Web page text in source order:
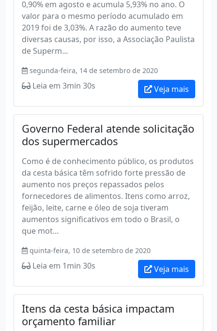
0,90% em agosto e acumula 5,93% no ano. O
valor para o mesmo período acumulado em
2019 foi de 3,03%. A razão do aumento teve
diversas causas, por isso, a Associação Paulista
de Superm...
segunda-feira, 14 de setembro de 2020
Leia em 3min 30s Veja mais
Governo Federal atende solicitação
dos supermercados
Como é de conhecimento público, os produtos
da cesta básica têm sofrido forte pressão de
aumento nos preços repassados pelos
fornecedores de alimentos. Itens como arroz,
feijão, leite, carne e óleo de soja tiveram
aumentos significativos em todo o Brasil, o
que mot...
quinta-feira, 10 de setembro de 2020
Leia em 1min 30s Veja mais
Itens da cesta básica impactam
orçamento familiar